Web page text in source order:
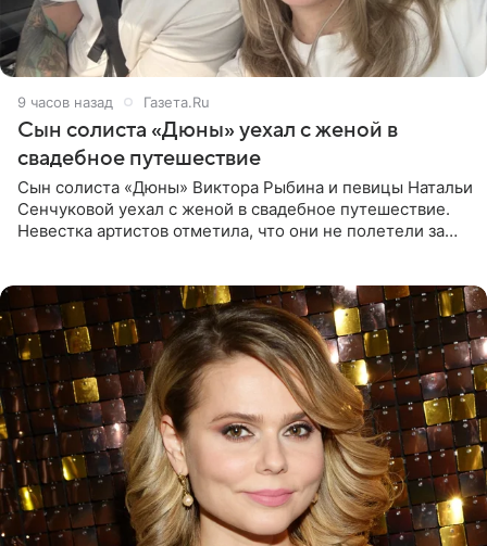
9 часов назад Газета.Ru
Сын солиста «Дюны» уехал с женой в
свадебное путешествие
Сын солиста «Дюны» Виктора Рыбина и певицы Натальи
Сенчуковой уехал с женой в свадебное путешествие.
Невестка артистов отметила, что они не полетели за